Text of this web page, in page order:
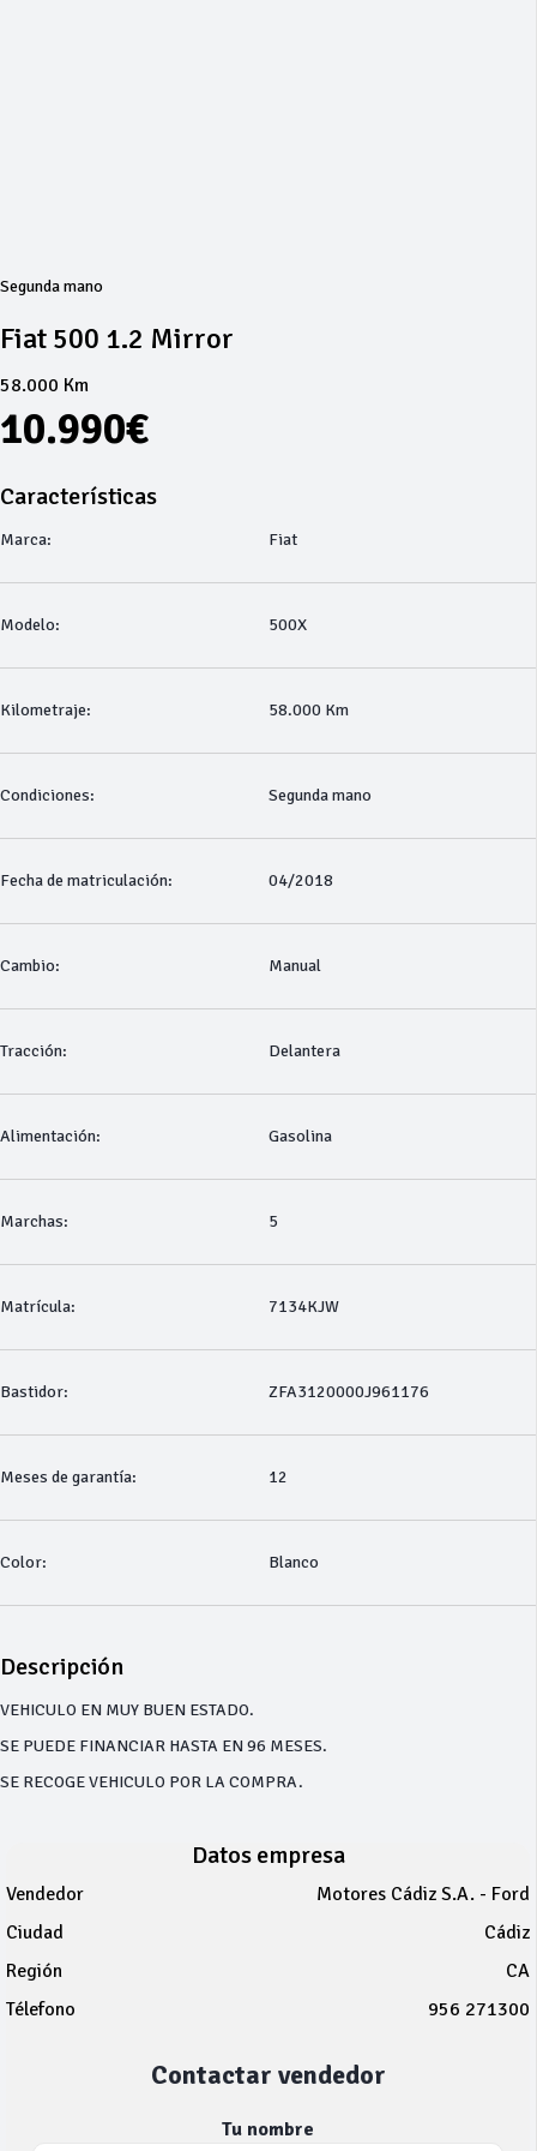
Segunda mano
Fiat 500 1.2 Mirror
58.000 Km
10.990€
Características
Marca: Fiat
Modelo: 500X
Kilometraje: 58.000 Km
Condiciones: Segunda mano
Fecha de matriculación: 04/2018
Cambio: Manual
Tracción: Delantera
Alimentación: Gasolina
Marchas: 5
Matrícula: 7134KJW
Bastidor: ZFA3120000J961176
Meses de garantía: 12
Color: Blanco
Descripción
VEHICULO EN MUY BUEN ESTADO.
SE PUEDE FINANCIAR HASTA EN 96 MESES.
SE RECOGE VEHICULO POR LA COMPRA.
Datos empresa
Vendedor
Motores Cádiz S.A. - Ford
Ciudad
Cádiz
Región
CA
Télefono
956 271300
Contactar vendedor
Tu nombre